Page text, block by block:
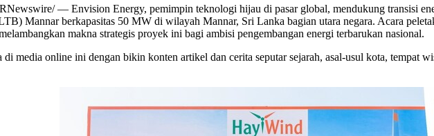
— Envision Energy, pemimpin teknologi hijau di pasar global, mendukung transisi
Mannar berkapasitas 50 MW di wilayah Mannar, Sri Lanka bagian utara negara. Acara
makna strategis proyek ini bagi ambisi pengembangan energi terbarukan nasional.
media online ini dengan bikin konten artikel dan cerita seputar sejarah, asal-usul kota, tempat